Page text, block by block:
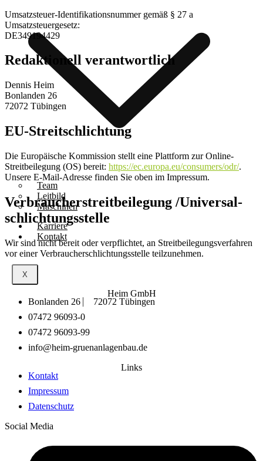
Team
Leitbild
Maschinen
Karriere
Kontakt
X
Umsatzsteuer-Identifikationsnummer gemäß § 27 a
Umsatzsteuergesetz:
DE349194429
Redaktionell verantwortlich
Dennis Heim
Bonlanden 26
72072 Tübingen
EU-Streitschlichtung
Die Europäische Kommission stellt eine Plattform zur Online-
Streitbeilegung (OS) bereit: https://ec.europa.eu/consumers/odr/.
Unsere E-Mail-Adresse finden Sie oben im Impressum.
Verbraucher­streit­beilegung /Universal­
schlichtungs­stelle
Wir sind nicht bereit oder verpflichtet, an Streitbeilegungsverfahren
vor einer Verbraucherschlichtungsstelle teilzunehmen.
Heim GmbH
Bonlanden 26 ⎸ 72072 Tübingen
07472 96093-0
07472 96093-99
info@heim-gruenanlagenbau.de
Links
Kontakt
Impressum
Datenschutz
Social Media